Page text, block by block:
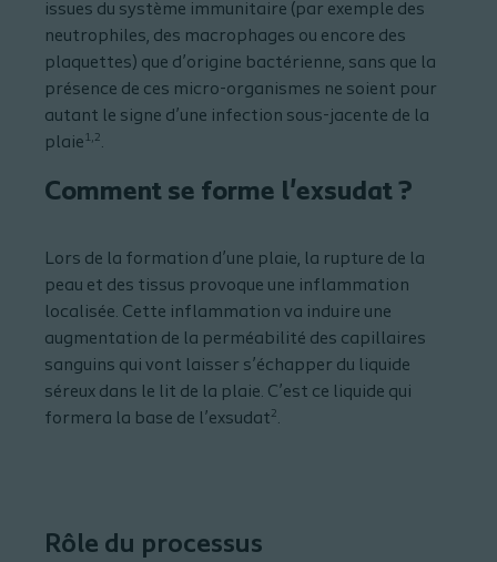
issues du système immunitaire (par exemple des
neutrophiles, des macrophages ou encore des
plaquettes) que d’origine bactérienne, sans que la
présence de ces micro-organismes ne soient pour
autant le signe d’une infection sous-jacente de la
plaie 1,2.
Comment se forme l'exsudat ?
Lors de la formation d’une plaie, la rupture de la
peau et des tissus provoque une inflammation
localisée. Cette inflammation va induire une
augmentation de la perméabilité des capillaires
sanguins qui vont laisser s’échapper du liquide
séreux dans le lit de la plaie. C’est ce liquide qui
formera la base de l’exsudat2.
Rôle du processus